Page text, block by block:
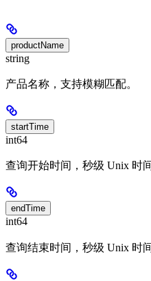
productName
string
产品名称，支持模糊匹配。
startTime
int64
查询开始时间，秒级 Unix 时间
endTime
int64
查询结束时间，秒级 Unix 时间